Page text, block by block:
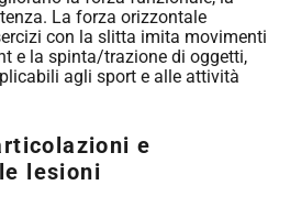
La forza orizzontale
con la slitta imita movimenti
e la spinta/trazione di oggetti,
agli sport e alle attività
e
lesioni